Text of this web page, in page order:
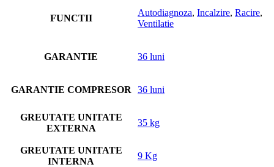
FUNCTII
Autodiagnoza, Incalzire, Racire,
Ventilatie
GARANTIE 36 luni
GARANTIE COMPRESOR 36 luni
GREUTATE UNITATE
EXTERNA
35 kg
GREUTATE UNITATE
INTERNA
9 Kg